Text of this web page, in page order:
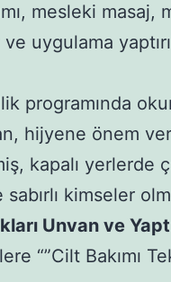
mesleki masaj,
uygulama
programında
hijyene önem
kapalı yerlerde
kimseler
Unvan ve
“”Cilt Bakımı